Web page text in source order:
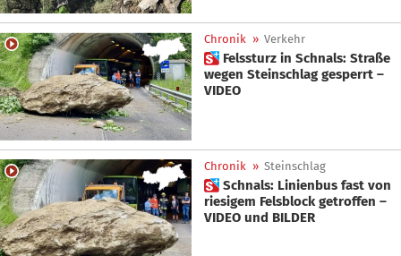
Chronik » Verkehr
 Felssturz in Schnals: Straße
wegen Steinschlag gesperrt –
VIDEO
Chronik » Steinschlag
 Schnals: Linienbus fast von
riesigem Felsblock getroffen –
VIDEO und BILDER